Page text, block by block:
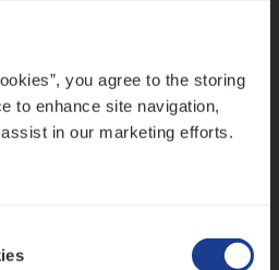
you agree to the storing
to enhance site navigation,
in our marketing efforts.
&Logistiek